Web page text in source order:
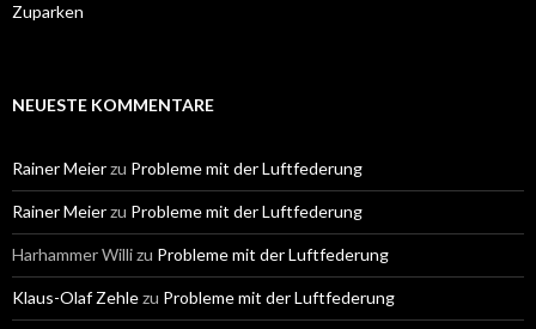
Zuparken
NEUESTE KOMMENTARE
Rainer Meierzu Probleme mit der Luftfederung
Rainer Meierzu Probleme mit der Luftfederung
Harhammer Willizu Probleme mit der Luftfederung
Klaus-Olaf Zehlezu Probleme mit der Luftfederung